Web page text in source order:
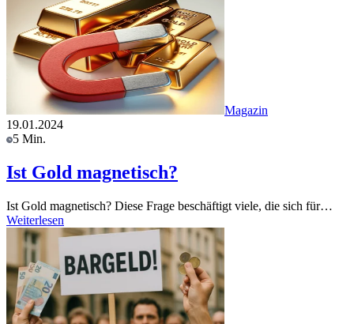
Magazin
19.01.2024
5 Min.
Ist Gold magnetisch?
Ist Gold magnetisch? Diese Frage beschäftigt viele, die sich für…
Weiterlesen